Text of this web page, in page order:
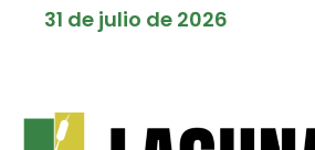
31 de julio de 2026